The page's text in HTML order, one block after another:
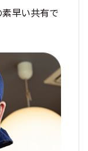
早い共有で